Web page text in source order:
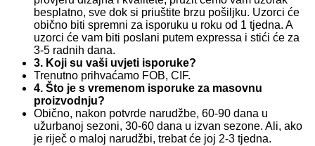
besplatno, sve dok si priuštite brzu pošiljku. Uzorci će
obično biti spremni za isporuku u roku od 1 tjedna. A
uzorci će vam biti poslani putem expressa i stići će za
3-5 radnih dana.
3. Koji su vaši uvjeti isporuke?
Trenutno prihvaćamo FOB, CIF.
4. Što je s vremenom isporuke za masovnu
proizvodnju?
Obično, nakon potvrde narudžbe, 60-90 dana u
užurbanoj sezoni, 30-60 dana u izvan sezone. Ali, ako
je riječ o maloj narudžbi, trebat će joj 2-3 tjedna.